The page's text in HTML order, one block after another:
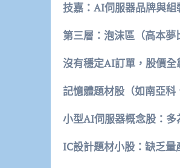
技嘉：AI伺服器品牌與組
第三層：泡沫區（高本夢
沒有穩定AI訂單，股價全
記憶體題材股（如南亞
小型AI伺服器概念股：多
IC設計題材小股：缺乏量